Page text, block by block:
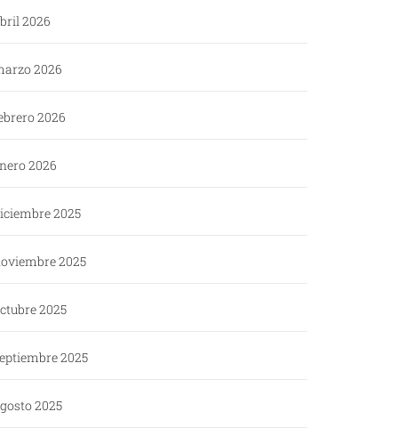
2026
2026
2026
2026
2025
2025
2025
2025
2025